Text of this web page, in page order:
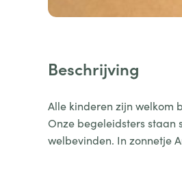
Beschrijving
Alle kinderen zijn welkom
Onze begeleidsters staan
welbevinden. In zonnetje